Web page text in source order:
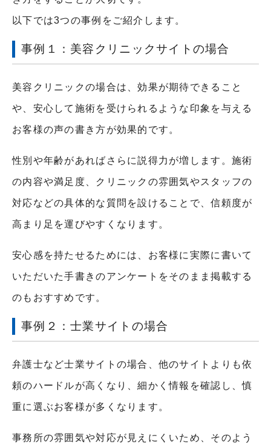
以下では3つの事例をご紹介します。
事例１：美容クリニックサイトの場合
美容クリニックの場合は、効果が期待できること
や、安心して施術を受けられるような印象を与える
お客様の声の書き方が効果的です。
性別や年齢があればさらに説得力が増します。施術
の内容や満足度、クリニックの雰囲気やスタッフの
対応などの具体的な質問を設けることで、信頼度が
高まり足を運びやすくなります。
安心感を持たせるためには、お客様に実際に書いて
いただいた手書きのアンケートをそのまま掲載する
のもおすすめです。
事例２：士業サイトの場合
弁護士など士業サイトの場合、他のサイトよりも依
頼のハードルが高くなり、細かく情報を確認し、慎
重に選ぶお客様が多くなります。
事務所の雰囲気や対応が見えにくいため、そのよう